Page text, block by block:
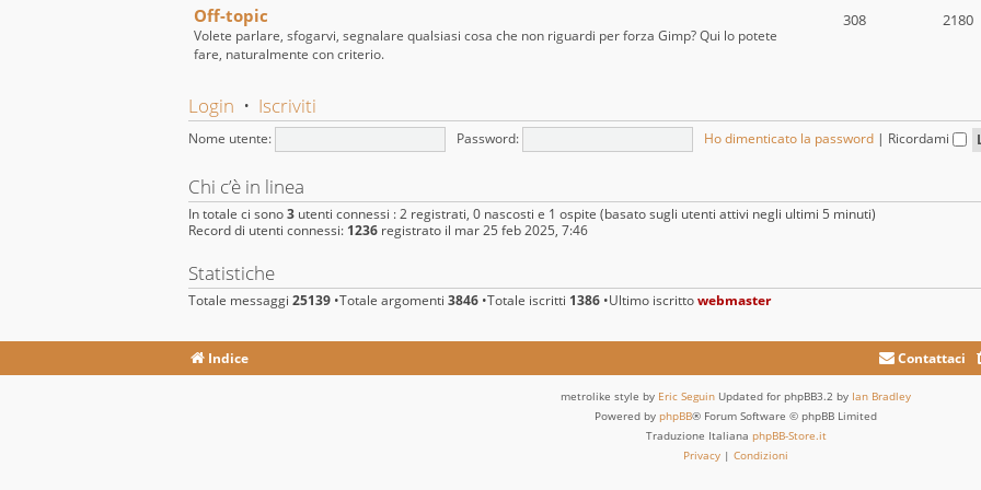
Off-topic
Volete parlare, sfogarvi, segnalare qualsiasi cosa che non riguardi per forza Gimp? Qui lo potete
fare, naturalmente con criterio.
308 2180
Login • Iscriviti
Nome utente: Password: Ho dimenticato la password | Ricordami
Chi c’è in linea
In totale ci sono3 utenti connessi : 2 registrati, 0 nascosti e 1 ospite (basato sugli utenti attivi negli ultimi 5 minuti)
Record di utenti connessi: 1236 registrato il mar 25 feb 2025, 7:46
Statistiche
Totale messaggi 25139 •Totale argomenti 3846 •Totale iscritti 1386 •Ultimo iscrittowebmaster
Indice Contattaci
metrolike style by Eric Seguin Updated for phpBB3.2 by Ian Bradley
Powered by phpBB® Forum Software © phpBB Limited
Traduzione Italiana phpBB-Store.it
Privacy | Condizioni